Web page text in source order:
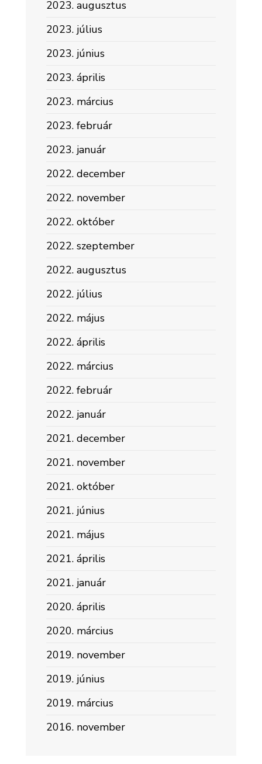
2023. augusztus
2023. július
2023. június
2023. április
2023. március
2023. február
2023. január
2022. december
2022. november
2022. október
2022. szeptember
2022. augusztus
2022. július
2022. május
2022. április
2022. március
2022. február
2022. január
2021. december
2021. november
2021. október
2021. június
2021. május
2021. április
2021. január
2020. április
2020. március
2019. november
2019. június
2019. március
2016. november